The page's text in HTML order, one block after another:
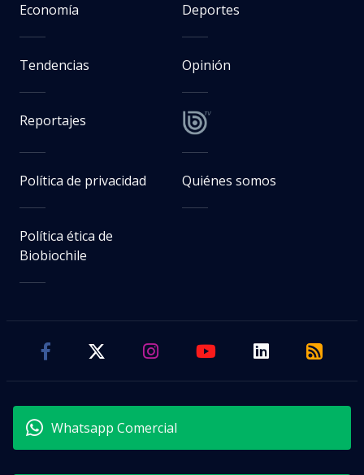
Economía Deportes
Tendencias Opinión
Reportajes
Política de privacidad Quiénes somos
Política ética de
Biobiochile
Whatsapp Comercial